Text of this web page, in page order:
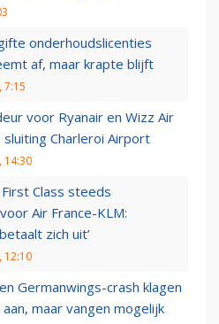
onderhoudslicenties
af, maar krapte blijft
7:15
voor Ryanair en Wizz Air
Charleroi Airport
14:30
Class steeds
Air France-KLM:
zich uit’
12:10
Germanwings-crash klagen
maar vangen mogelijk